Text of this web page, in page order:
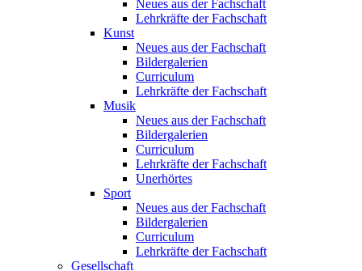
Neues aus der Fachschaft
Lehrkräfte der Fachschaft
Kunst
Neues aus der Fachschaft
Bildergalerien
Curriculum
Lehrkräfte der Fachschaft
Musik
Neues aus der Fachschaft
Bildergalerien
Curriculum
Lehrkräfte der Fachschaft
Unerhörtes
Sport
Neues aus der Fachschaft
Bildergalerien
Curriculum
Lehrkräfte der Fachschaft
Gesellschaft